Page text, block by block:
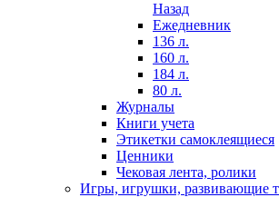
Назад
Ежедневник
136 л.
160 л.
184 л.
80 л.
Журналы
Книги учета
Этикетки самоклеящиеся
Ценники
Чековая лента, ролики
Игры, игрушки, развивающие